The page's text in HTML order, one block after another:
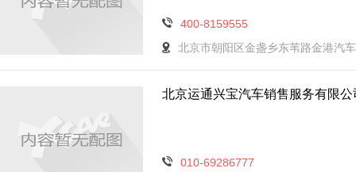
400-8159555
北京市朝阳区金盏乡东苇路金港汽
北京运通兴宝汽车销售服务有限公
010-69286777